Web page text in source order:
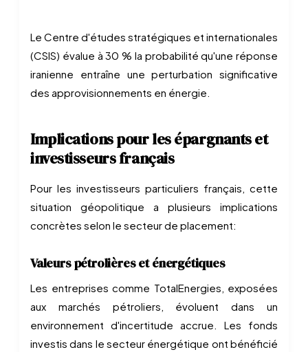
Le Centre d'études stratégiques et internationales
(CSIS) évalue à 30 % la probabilité qu'une réponse
iranienne entraîne une perturbation significative
des approvisionnements en énergie.
Implications pour les épargnants et
investisseurs français
Pour les investisseurs particuliers français, cette
situation géopolitique a plusieurs implications
concrètes selon le secteur de placement:
Valeurs pétrolières et énergétiques
Les entreprises comme TotalEnergies, exposées
aux marchés pétroliers, évoluent dans un
environnement d'incertitude accrue. Les fonds
investis dans le secteur énergétique ont bénéficié